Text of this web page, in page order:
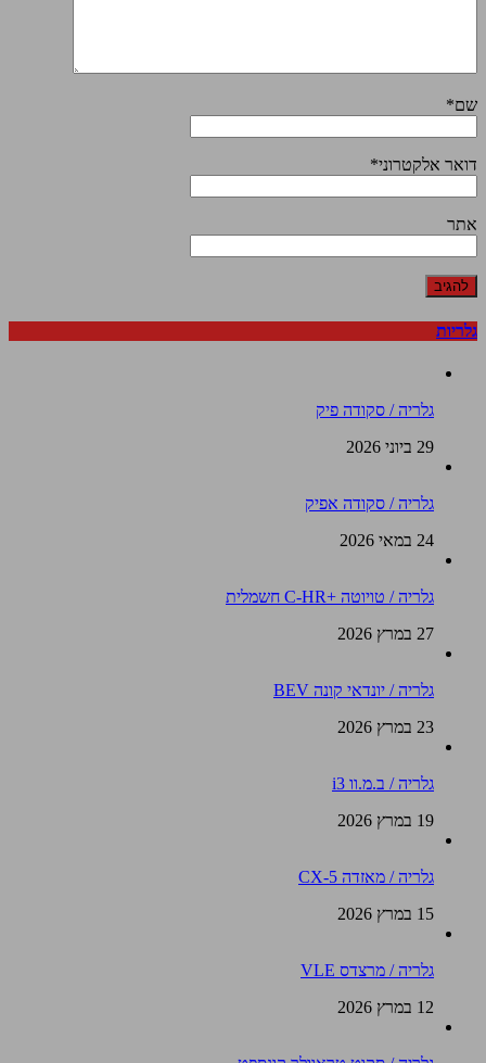
שם*
דואר אלקטרוני*
אתר
גלריות
גלריה / סקודה פיק
29 ביוני 2026
גלריה / סקודה אפיק
24 במאי 2026
גלריה / טויוטה +C-HR חשמלית
27 במרץ 2026
גלריה / יונדאי קונה BEV
23 במרץ 2026
גלריה / ב.מ.וו i3
19 במרץ 2026
גלריה / מאזדה CX-5
15 במרץ 2026
גלריה / מרצדס VLE
12 במרץ 2026